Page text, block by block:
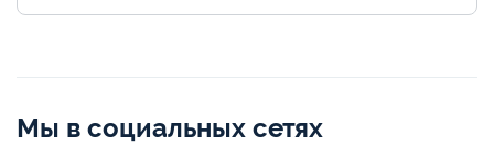
Мы в социальных сетях